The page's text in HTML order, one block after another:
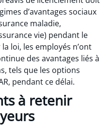
d’avantages sociaux
maladie,
vie) pendant le
loi, les employés n’ont
des avantages liés à
tels que les options
pendant ce délai.
à retenir